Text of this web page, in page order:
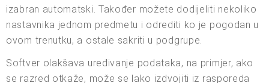
izabran automatski. Također možete dodijeliti nekoliko
nastavnika jednom predmetu i odrediti ko je pogodan u
ovom trenutku, a ostale sakriti u podgrupe.
Softver olakšava uređivanje podataka, na primjer, ako
se razred otkaže, može se lako izdvojiti iz rasporeda